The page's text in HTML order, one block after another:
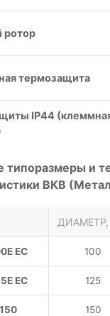
ротор
термозащита
IP44
типоразмеры и
ВКВ
EC 100
EC 125
150